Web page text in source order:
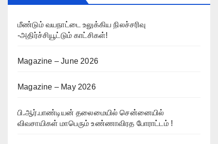
மீண்டும் வயநாட்டை உலுக்கிய நிலச்சரிவு
-அதிர்ச்சியூட்டும் காட்சிகள்!
Magazine – June 2026
Magazine – May 2026
பி.ஆர்.பாண்டியன் தலைமையில் சென்னையில்
விவசாயிகள் மாபெரும் உண்ணாவிரத போராட்டம் !